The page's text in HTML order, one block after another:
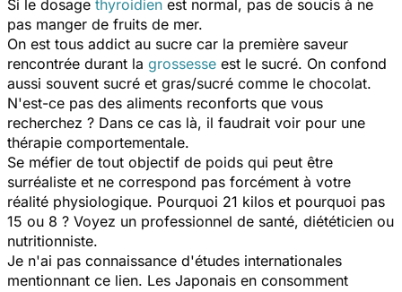
Si le dosage thyroidien est normal, pas de soucis à ne
pas manger de fruits de mer.
On est tous addict au sucre car la première saveur
rencontrée durant la grossesse est le sucré. On confond
aussi souvent sucré et gras/sucré comme le chocolat.
N'est-ce pas des aliments reconforts que vous
recherchez ? Dans ce cas là, il faudrait voir pour une
thérapie comportementale.
Se méfier de tout objectif de poids qui peut être
surréaliste et ne correspond pas forcément à votre
réalité physiologique. Pourquoi 21 kilos et pourquoi pas
15 ou 8 ? Voyez un professionnel de santé, diététicien ou
nutritionniste.
Je n'ai pas connaissance d'études internationales
mentionnant ce lien. Les Japonais en consomment